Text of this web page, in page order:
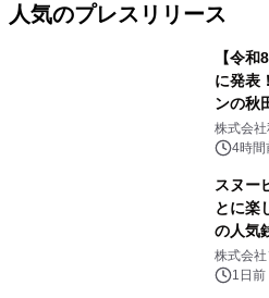
人気のプレスリリース
【令
に発表
ンの秋
秋田犬
るパッ
株式会
4時間
スヌー
とに楽
の人気
ラボレ
ボグッ
株式会
1日前